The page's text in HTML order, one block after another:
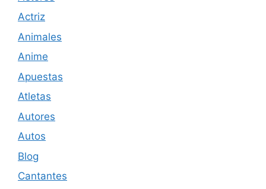
Actriz
Animales
Anime
Apuestas
Atletas
Autores
Autos
Blog
Cantantes